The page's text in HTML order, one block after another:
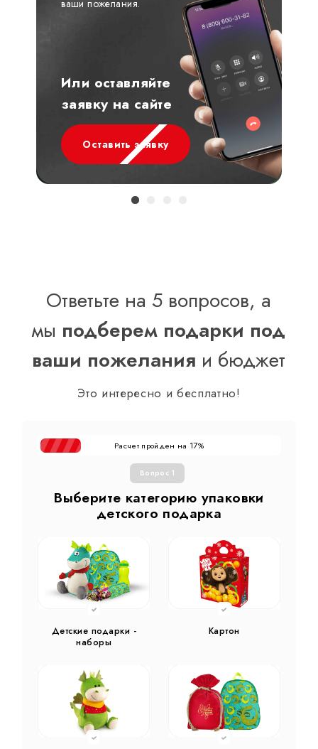
ваши пожелания.
Или оставляйте
заявку на сайте
Оставить заявку
Ответьте на 5 вопросов, а
мы подберем подарки под
ваши пожелания и бюджет
Это интересно и бесплатно!
Расчет пройден на 17%
Вопрос 1
Выберите категорию упаковки
детского подарка
Детские подарки -
наборы
Картон